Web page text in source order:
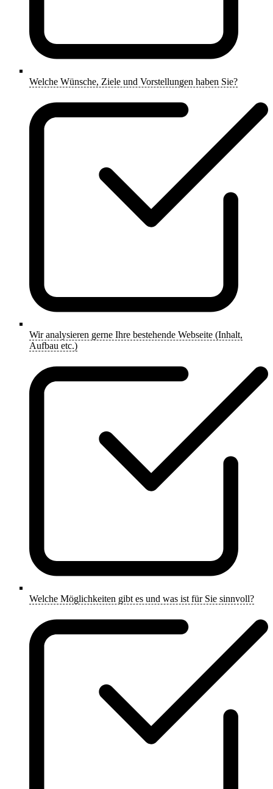
Welche Wünsche, Ziele und Vorstellungen haben Sie?
Wir analysieren gerne Ihre bestehende Webseite (Inhalt,
Aufbau etc.)
Welche Möglichkeiten gibt es und was ist für Sie sinnvoll?